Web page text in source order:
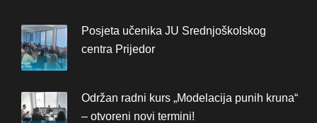
Posjeta učenika JU Srednjoškolskog
centra Prijedor
Održan radni kurs „Modelacija punih kruna“
– otvoreni novi termini!